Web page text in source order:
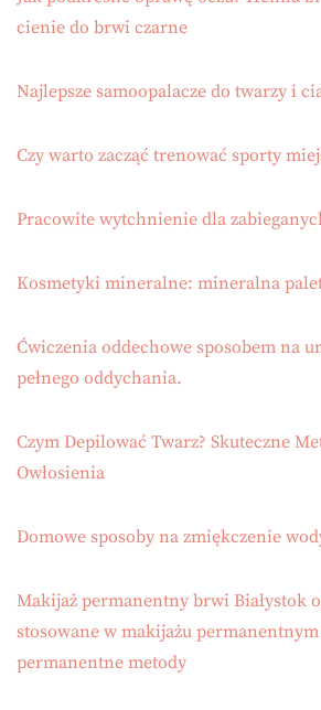
cienie do brwi czarne
Najlepsze samoopalacze do twarzy i
Czy warto zacząć trenować sporty
Pracowite wytchnienie dla
Kosmetyki mineralne: mineralna
Ćwiczenia oddechowe sposobem na
pełnego oddychania.
Czym Depilować Twarz? Skuteczne
Owłosienia
Domowe sposoby na zmiękczenie
Makijaż permanentny brwi Białystok
stosowane w makijażu
permanentne metody